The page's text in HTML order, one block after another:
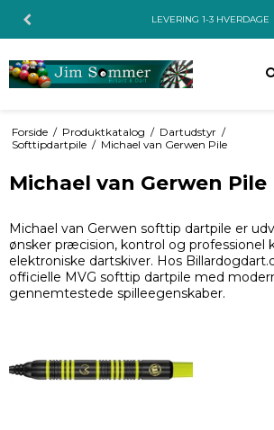
LEVERING 1-3 HVERDAGE
Forside / Produktkatalog / Dartudstyr /
Softtipdartpile / Michael van Gerwen Pile
Michael van Gerwen Pile
Michael van Gerwen softtip dartpile er
ønsker præcision, kontrol og professionel
elektroniske dartskiver. Hos
officielle MVG softtip dartpile med
gennemtestede spilleegenskaber.